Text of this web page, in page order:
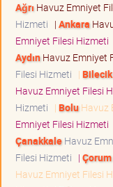
Ağrı Havuz Emniyet
Hizmeti | Ankara
Emniyet Filesi Hizmeti
AydınHavuz Emniyet
Filesi Hizmeti | Bilecik
Havuz Emniyet Filesi
Hizmeti | BoluHavuz
Emniyet Filesi Hizmeti
ÇanakkaleHavuz
Filesi Hizmeti | Çorum
Havuz Emniyet Filesi